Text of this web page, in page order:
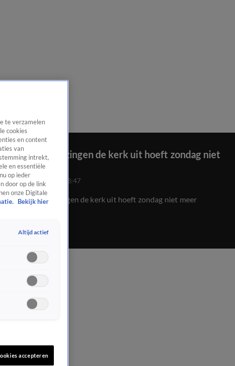
Voor het zingen de kerk uit hoeft zondag niet
meer
6 juni 2021, 18:47
Voor het zingen de kerk uit hoeft zondag niet meer
te verzamelen
cookies
en content
van
intrekt,
en essentiële
op ieder
door op de link
onze Digitale
Bekijk hier
Altijd actief
accepteren